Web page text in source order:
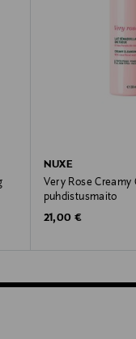
NUXE
Very Rose
puhdistusmaito
Original Price
21,00 €